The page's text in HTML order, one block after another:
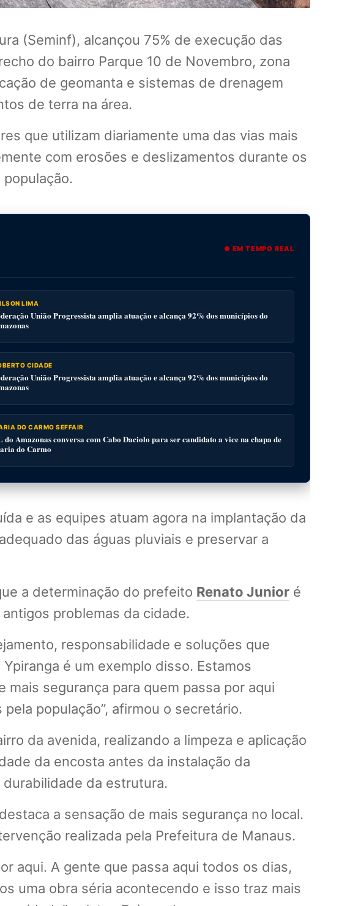
(Seminf), alcançou 75% de execução das
do bairro Parque 10 de Novembro, zona
de geomanta e sistemas de drenagem
de terra na área.
que utilizam diariamente uma das vias mais
com erosões e deslizamentos durante os
● EM TEMPO REAL
LIMA
União Progressista amplia atuação e alcança 92% dos municípios do
CIDADE
União Progressista amplia atuação e alcança 92% dos municípios do
DO CARMO SEFFAIR
do Amazonas conversa com Cabo Daciolo para ser candidato a vice na chapa de
do Carmo
e as equipes atuam agora na implantação da
das águas pluviais e preservar a
a determinação do prefeito Renato Junior é
problemas da cidade.
responsabilidade e soluções que
é um exemplo disso. Estamos
segurança para quem passa por aqui
população”, afirmou o secretário.
da avenida, realizando a limpeza e aplicação
da encosta antes da instalação da
da estrutura.
a sensação de mais segurança no local.
realizada pela Prefeitura de Manaus.
aqui. A gente que passa aqui todos os dias,
uma obra séria acontecendo e isso traz mais